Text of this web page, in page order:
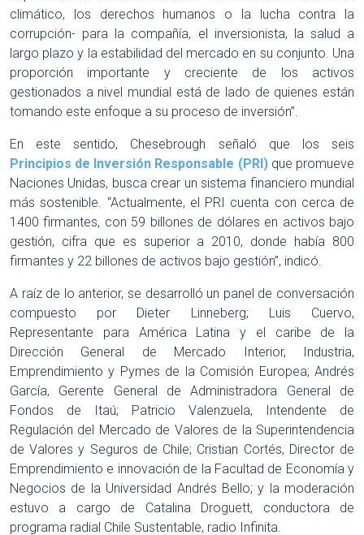
climático, los derechos humanos o la lucha contra la
corrupción- para la compañía, el inversionista, la salud a
largo plazo y la estabilidad del mercado en su conjunto. Una
proporción importante y creciente de los activos
gestionados a nivel mundial está de lado de quienes están
tomando este enfoque a su proceso de inversión”.
En este sentido, Chesebrough señaló que los seis
Principios de Inversión Responsable (PRI)que promueve
Naciones Unidas, busca crear un sistema financiero mundial
más sostenible. “Actualmente, el PRI cuenta con cerca de
1400 firmantes, con 59 billones de dólares en activos bajo
gestión, cifra que es superior a 2010, donde había 800
firmantes y 22 billones de activos bajo gestión”, indicó.
A raíz de lo anterior, se desarrolló un panel de conversación
compuesto por Dieter Linneberg; Luis Cuervo,
Representante para América Latina y el caribe de la
Dirección General de Mercado Interior, Industria,
Emprendimiento y Pymes de la Comisión Europea; Andrés
García, Gerente General de Administradora General de
Fondos de Itaú; Patricio Valenzuela, Intendente de
Regulación del Mercado de Valores de la Superintendencia
de Valores y Seguros de Chile; Cristian Cortés, Director de
Emprendimiento e innovación de la Facultad de Economía y
Negocios de la Universidad Andrés Bello; y la moderación
estuvo a cargo de Catalina Droguett, conductora de
programa radial Chile Sustentable, radio Infinita.